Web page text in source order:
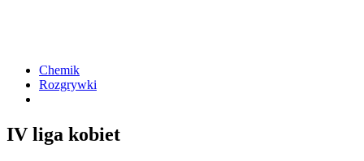
Chemik
Rozgrywki
IV liga kobiet